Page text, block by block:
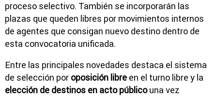
proceso selectivo. También se incorporarán las
plazas que queden libres por movimientos internos
de agentes que consigan nuevo destino dentro de
esta convocatoria unificada.
Entre las principales novedades destaca el sistema
de selección por oposición libre en el turno libre y la
elección de destinos en acto públicouna vez